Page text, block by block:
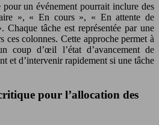
un événement pourrait inclure des
», « En cours », « En attente de
tâche est représentée par une
ces colonnes. Cette approche permet à
coup d’œil l’état d’avancement de
et d’intervenir rapidement si une tâche
pour l’allocation des